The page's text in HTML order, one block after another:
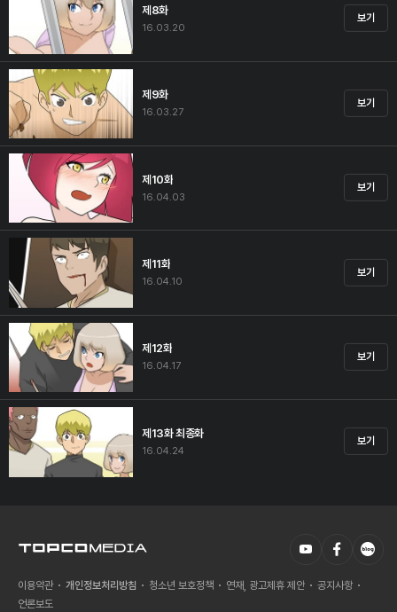
제8화
16.03.20
보기
제9화
16.03.27
보기
제10화
16.04.03
보기
제11화
16.04.10
보기
제12화
16.04.17
보기
제13화 최종화
16.04.24
보기
이용약관 개인정보처리방침 청소년 보호정책 연재, 광고제휴 제안
공지사항
언론보도